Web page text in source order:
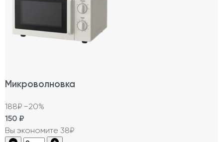
Микроволновка
188₽ −20%
150 ₽
Вы экономите 38₽